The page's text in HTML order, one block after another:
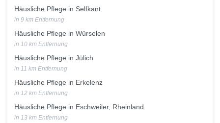
Häusliche Pflege in Selfkant
in 9 km Entfernung
Häusliche Pflege in Würselen
in 10 km Entfernung
Häusliche Pflege in Jülich
in 11 km Entfernung
Häusliche Pflege in Erkelenz
in 12 km Entfernung
Häusliche Pflege in Eschweiler, Rheinland
in 13 km Entfernung